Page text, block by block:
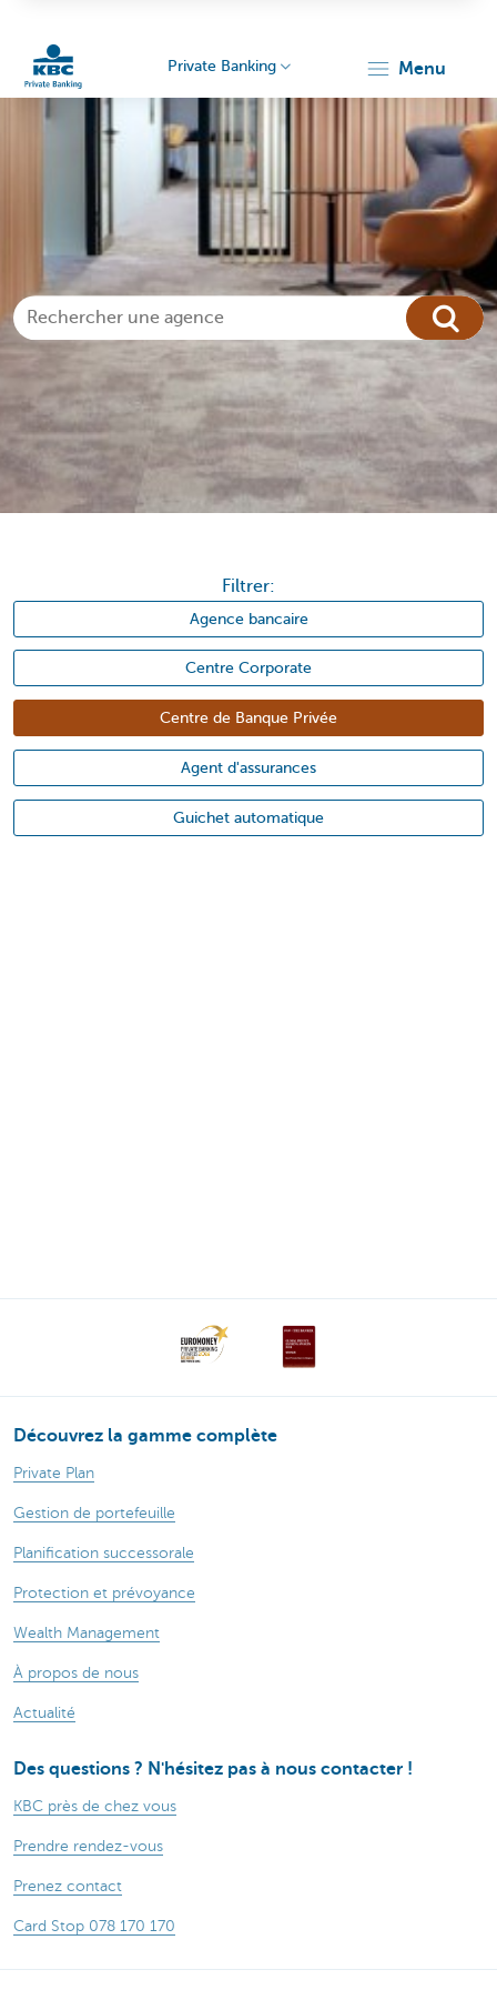
Private Banking menu
Filtrer:
Agence bancaire
Centre Corporate
Centre de Banque Privée
Agent d'assurances
Guichet automatique
Découvrez la gamme complète
Private Plan
Gestion de portefeuille
Planification successorale
Protection et prévoyance
Wealth Management
À propos de nous
Actualité
Des questions ? N'hésitez pas à nous contacter !
KBC près de chez vous
Prendre rendez-vous
Prenez contact
Card Stop 078 170 170